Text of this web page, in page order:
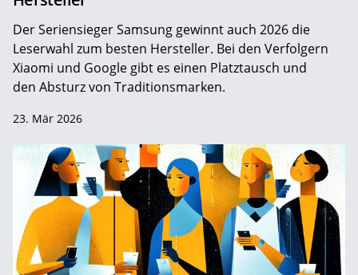
Der Seriensieger Samsung gewinnt auch 2026 die
Leserwahl zum ­besten Hersteller. Bei den Verfolgern
Xiaomi und Google gibt es einen Platztausch und
den Absturz von Traditionsmarken.
23. Mär 2026